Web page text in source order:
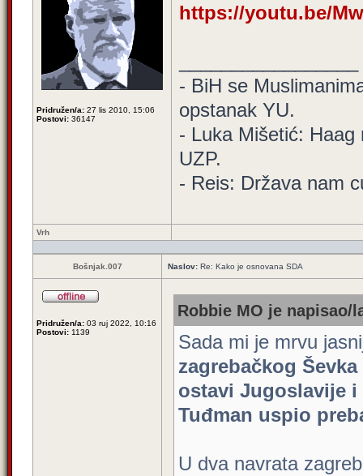
Pridružen/a: 27 lis 2010, 15:06
Postovi: 36147
https://youtu.be/
- BiH se
opstanak YU.
- Luka Mišetić: Haag
UZP.
- Reis: Država nam
Vrh
Bošnjak.007 Naslov: Re: Kako je osnovana SDA
Pridružen/a: 03 ruj 2022, 10:16
Postovi: 1139
Robbie MO je napisao/
Sada mi je mrvu
zagrebačkog
ostavi Jugoslavije
Tuđman uspio
U dva navrata